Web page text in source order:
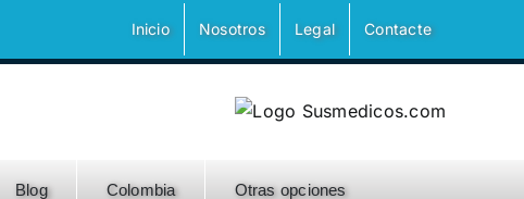
Inicio Nosotros Legal Contacte
Blog Colombia Otras opciones